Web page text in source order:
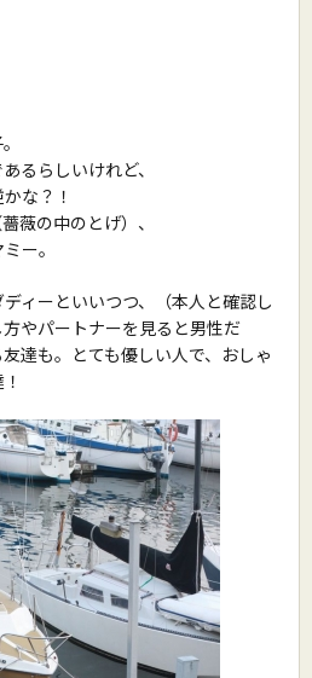
るらしいけれど、
な？！
薇の中のとげ）、
ー。
ィーといいつつ、（本人と確認し
やパートナーを見ると男性だ
達も。とても優しい人で、おしゃ